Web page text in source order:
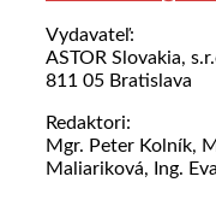
Vydavateľ:
ASTOR Slovakia,
811 05 Bratislava
Redaktori:
Mgr. Peter Kolník,
Maliariková, Ing.